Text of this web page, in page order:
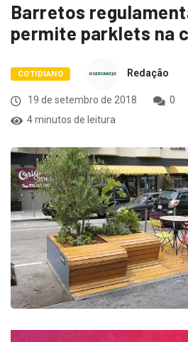
Barretos
permite parklets na
COTIDIANO Redação
19 de setembro de 2018 0
4 minutos de leitura